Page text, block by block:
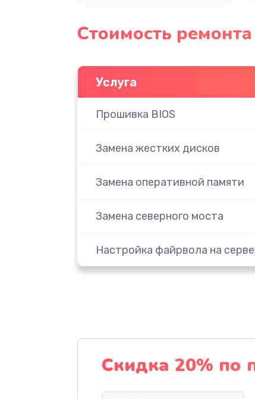
Стоимость
Услуга
Прошивка BIOS
Замена жестких дисков
Замена оперативной памяти
Замена северного моста
Настройка файрвола на
Ремонт ленточной
Скидка 20% по